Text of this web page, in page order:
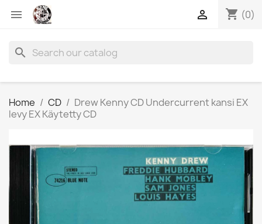
 shopping_cart (0)

search
Home CD
Drew Kenny CD Undercurrent kansi EX
levy EX Käytetty CD